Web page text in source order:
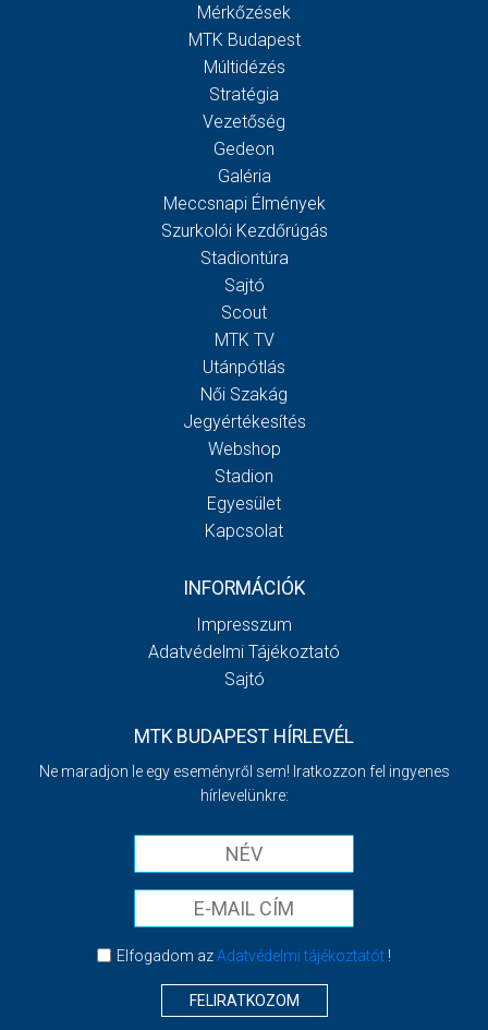
Mérkőzések
MTK Budapest
Múltidézés
Stratégia
Vezetőség
Gedeon
Galéria
Meccsnapi Élmények
Szurkolói Kezdőrúgás
Stadiontúra
Sajtó
Scout
MTK TV
Utánpótlás
Női Szakág
Jegyértékesítés
Webshop
Stadion
Egyesület
Kapcsolat
INFORMÁCIÓK
Impresszum
Adatvédelmi Tájékoztató
Sajtó
MTK BUDAPEST HÍRLEVÉL
Ne maradjon le egy eseményről sem! Iratkozzon fel ingyenes
hírlevelünkre:
Elfogadom azAdatvédelmi tájékoztatót!
FELIRATKOZOM